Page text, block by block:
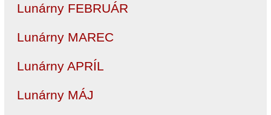
Lunárny FEBRUÁR
Lunárny MAREC
Lunárny APRÍL
Lunárny MÁJ